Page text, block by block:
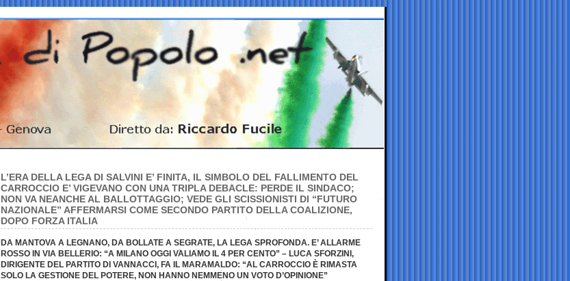
L’ERA DELLA LEGA DI SALVINI E’ FINITA, IL SIMBOLO DEL FALLIMENTO DEL
CARROCCIO E’ VIGEVANO CON UNA TRIPLA DEBACLE: PERDE IL SINDACO;
NON VA NEANCHE AL BALLOTTAGGIO; VEDE GLI SCISSIONISTI DI “FUTURO
NAZIONALE” AFFERMARSI COME SECONDO PARTITO DELLA COALIZIONE,
DOPO FORZA ITALIA
DA MANTOVA A LEGNANO, DA BOLLATE A SEGRATE, LA LEGA SPROFONDA. E’ ALLARME
ROSSO IN VIA BELLERIO: “A MILANO OGGI VALIAMO IL 4 PER CENTO” – LUCA SFORZINI,
DIRIGENTE DEL PARTITO DI VANNACCI, FA IL MARAMALDO: “AL CARROCCIO È RIMASTA
SOLO LA GESTIONE DEL POTERE, NON HANNO NEMMENO UN VOTO D’OPINIONE”